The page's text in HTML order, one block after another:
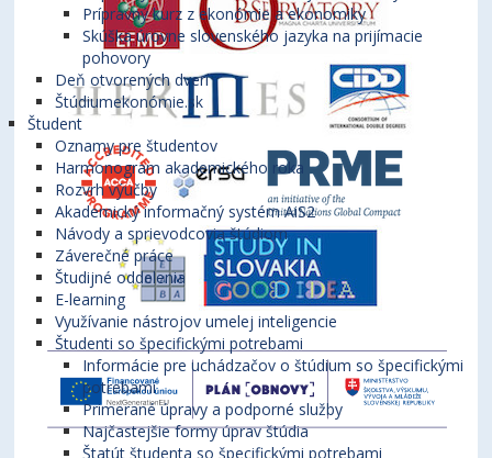
Prípravný kurz z ekonómie a ekonomiky
Skúška úrovne slovenského jazyka na prijímacie
pohovory
Deň otvorených dverí
Štúdiumekonómie.sk
Študent
Oznamy pre študentov
Harmonogram akademického roka
Rozvrh výučby
Akademický informačný systém AiS2
Návody a sprievodcovia štúdiom
Záverečné práce
Študijné oddelenia
E-learning
Využívanie nástrojov umelej inteligencie
Študenti so špecifickými potrebami
Informácie pre uchádzačov o štúdium so špecifickými
potrebami
Primerané úpravy a podporné služby
Najčastejšie formy úprav štúdia
Štatút študenta so špecifickými potrebami